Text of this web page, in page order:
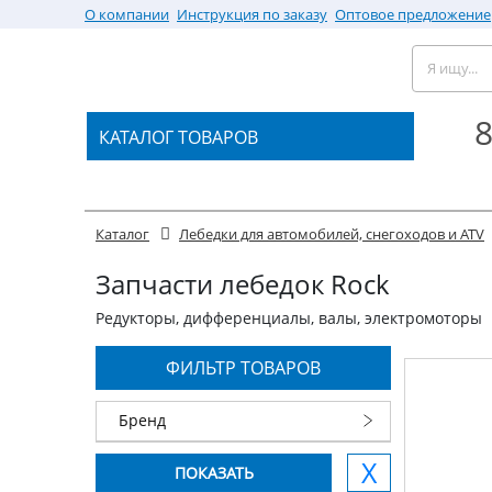
О компании Инструкция по заказу Оптовое предложение
КАТАЛОГ ТОВАРОВ
Каталог Лебедки для автомобилей, снегоходов и ATV
Запчасти лебедок Rock
Редукторы, дифференциалы, валы, электромоторы
ФИЛЬТР ТОВАРОВ
Бренд